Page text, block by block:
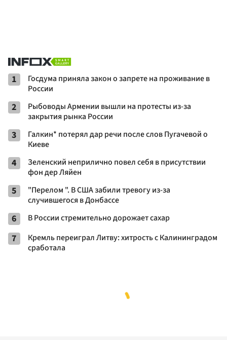
1
Госдума приняла закон о запрете на проживание в
России
2
Рыбоводы Армении вышли на протесты из-за
закрытия рынка России
3
Галкин* потерял дар речи после слов Пугачевой о
Киеве
4
Зеленский неприлично повел cебя в присутствии
фон дер Ляйен
5
"Перелом ". В США забили тревогу из-за
случившегося в Донбассе
6 В России стремительно дорожает сахар
7
Кремль переиграл Литву: хитрость с Калининградом
сработала